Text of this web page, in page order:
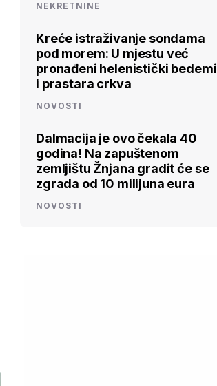
NEKRETNINE
Kreće istraživanje sondama
pod morem: U mjestu već
pronađeni helenistički bedemi
i prastara crkva
NOVOSTI
Dalmacija je ovo čekala 40
godina! Na zapuštenom
zemljištu Žnjana gradit će se
zgrada od 10 milijuna eura
NOVOSTI